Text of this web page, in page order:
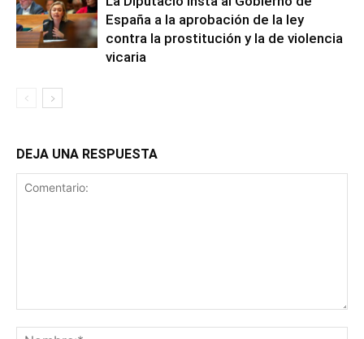
España a la aprobación de la ley
contra la prostitución y la de violencia
vicaria
DEJA UNA RESPUESTA